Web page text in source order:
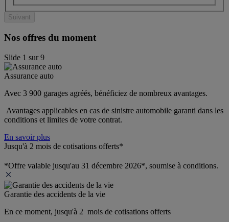
Suivant
Nos offres du moment
Slide 1 sur9
Assurance auto
Avec 3 900 garages agréés, bénéficiez de nombreux avantages.
Avantages applicables en cas de sinistre automobile garanti dans les
conditions et limites de votre contrat.
En savoir plus
Jusqu'à 2 mois de cotisations offerts*
*Offre valable jusqu'au 31 décembre 2026*, soumise à conditions.
Garantie des accidents de la vie
En ce moment, jusqu'à 2  mois de cotisations offerts